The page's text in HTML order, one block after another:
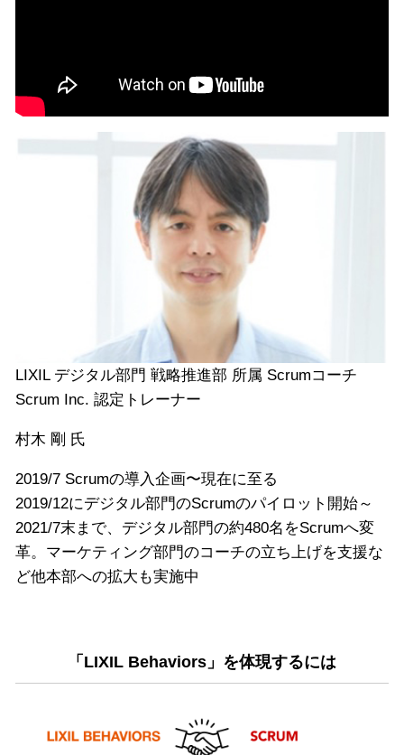
LIXIL デジタル部門 戦略推進部 所属 Scrumコーチ
Scrum Inc. 認定トレーナー
村木 剛 氏
2019/7 Scrumの導入企画〜現在に至る
2019/12にデジタル部門のScrumのパイロット開始～
2021/7末まで、デジタル部門の約480名をScrumへ変
革。マーケティング部門のコーチの立ち上げを支援な
ど他本部への拡大も実施中
「LIXIL Behaviors」を体現するには